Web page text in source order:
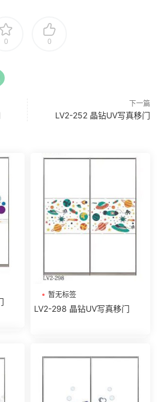
0 0
下一篇
LV2-252 晶钻UV写真移门
暂无标签
LV2-298 晶钻UV写真移门